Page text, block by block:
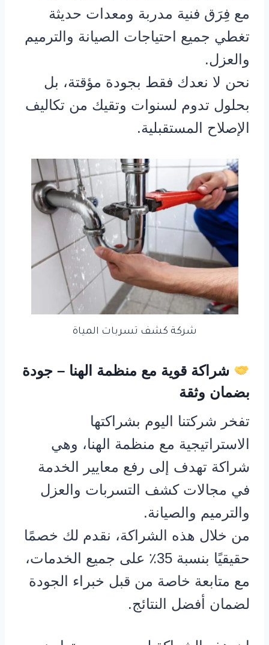
مع فِرَق فنية مدربة ومعدات حديثة
تغطي جميع احتياجات الصيانة والترميم
والعزل.
نحن لا نعدك فقط بجودة مؤقتة، بل
بحلول تدوم لسنوات وتقيك من تكاليف
الإصلاح المستقبلية.
شركة كشف تسربات المياة
شراكة قوية مع منظمة الهنا – جودة
بضمان وثقة
تفخر شركتنا اليوم بشراكتها
الاستراتيجية مع منظمة الهنا، وهي
شراكة تهدف إلى رفع معايير الخدمة
في مجالات كشف التسربات والعزل
والترميم والصيانة.
من خلال هذه الشراكة، نقدم لك خصمًا
حقيقيًا بنسبة 35٪ على جميع الخدمات،
مع متابعة خاصة من قبل خبراء الجودة
لضمان أفضل النتائج.